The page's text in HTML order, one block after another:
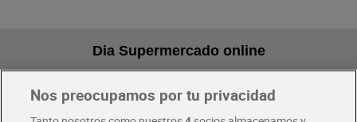
Dia Supermercado online
Pide hoy, recibe hoy
Nos preocupamos por tu privacidad